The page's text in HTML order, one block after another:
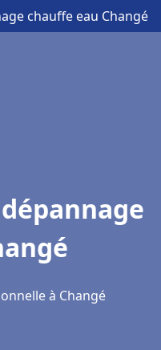
chauffe eau Changé
à Changé